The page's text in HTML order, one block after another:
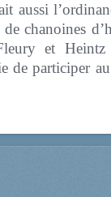
aussi
chanoines
et
de participer